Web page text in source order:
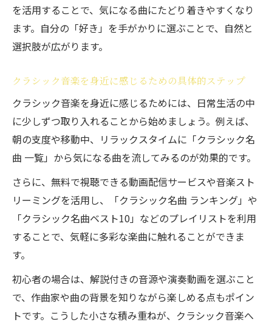
コツ
クラシック名曲一覧を使ったシチュエーシ
ョン別選曲例
視点
を活用することで、気になる曲にたどり着きやすくなり
ます。自分の「好き」を手がかりに選ぶことで、自然と
選択肢が広がります。
クラシック音楽を身近に感じるための具体的ステップ
クラシック音楽を身近に感じるためには、日常生活の中
に少しずつ取り入れることから始めましょう。例えば、
朝の支度や移動中、リラックスタイムに「クラシック名
曲 一覧」から気になる曲を流してみるのが効果的です。
さらに、無料で視聴できる動画配信サービスや音楽スト
リーミングを活用し、「クラシック名曲 ランキング」や
「クラシック名曲ベスト10」などのプレイリストを利用
することで、気軽に多彩な楽曲に触れることができま
す。
初心者の場合は、解説付きの音源や演奏動画を選ぶこと
で、作曲家や曲の背景を知りながら楽しめる点もポイン
トです。こうした小さな積み重ねが、クラシック音楽へ